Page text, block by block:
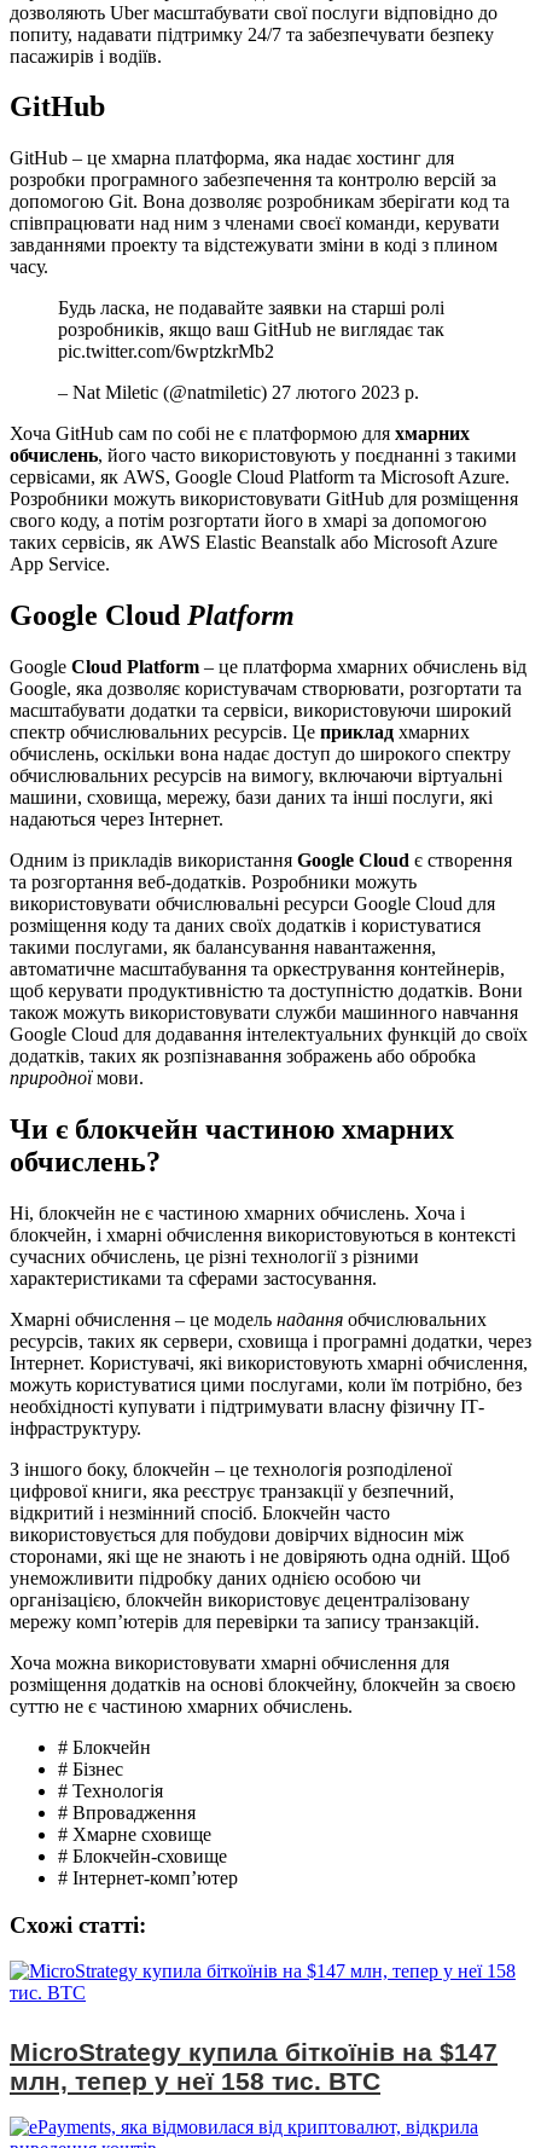
дозволяють Uber масштабувати свої послуги відповідно до
попиту, надавати підтримку 24/7 та забезпечувати безпеку
пасажирів і водіїв.
GitHub
GitHub – це хмарна платформа, яка надає хостинг для
розробки програмного забезпечення та контролю версій за
допомогою Git. Вона дозволяє розробникам зберігати код та
співпрацювати над ним з членами своєї команди, керувати
завданнями проекту та відстежувати зміни в коді з плином
часу.
Будь ласка, не подавайте заявки на старші ролі
розробників, якщо ваш GitHub не виглядає так
pic.twitter.com/6wptzkrMb2
– Nat Miletic (@natmiletic) 27 лютого 2023 р.
Хоча GitHub сам по собі не є платформою для хмарних
обчислень, його часто використовують у поєднанні з такими
сервісами, як AWS, Google Cloud Platform та Microsoft Azure.
Розробники можуть використовувати GitHub для розміщення
свого коду, а потім розгортати його в хмарі за допомогою
таких сервісів, як AWS Elastic Beanstalk або Microsoft Azure
App Service.
Google Cloud Platform
Google Cloud Platform – це платформа хмарних обчислень від
Google, яка дозволяє користувачам створювати, розгортати та
масштабувати додатки та сервіси, використовуючи широкий
спектр обчислювальних ресурсів. Це приклад хмарних
обчислень, оскільки вона надає доступ до широкого спектру
обчислювальних ресурсів на вимогу, включаючи віртуальні
машини, сховища, мережу, бази даних та інші послуги, які
надаються через Інтернет.
Одним із прикладів використання Google Cloud є створення
та розгортання веб-додатків. Розробники можуть
використовувати обчислювальні ресурси Google Cloud для
розміщення коду та даних своїх додатків і користуватися
такими послугами, як балансування навантаження,
автоматичне масштабування та оркестрування контейнерів,
щоб керувати продуктивністю та доступністю додатків. Вони
також можуть використовувати служби машинного навчання
Google Cloud для додавання інтелектуальних функцій до своїх
додатків, таких як розпізнавання зображень або обробка
природноїмови.
Чи є блокчейн частиною хмарних
обчислень?
Ні, блокчейн не є частиною хмарних обчислень. Хоча і
блокчейн, і хмарні обчислення використовуються в контексті
сучасних обчислень, це різні технології з різними
характеристиками та сферами застосування.
Хмарні обчислення – це модель надання обчислювальних
ресурсів, таких як сервери, сховища і програмні додатки, через
Інтернет. Користувачі, які використовують хмарні обчислення,
можуть користуватися цими послугами, коли їм потрібно, без
необхідності купувати і підтримувати власну фізичну ІТ-
інфраструктуру.
З іншого боку, блокчейн – це технологія розподіленої
цифрової книги, яка реєструє транзакції у безпечний,
відкритий і незмінний спосіб. Блокчейн часто
використовується для побудови довірчих відносин між
сторонами, які ще не знають і не довіряють одна одній. Щоб
унеможливити підробку даних однією особою чи
організацією, блокчейн використовує децентралізовану
мережу комп’ютерів для перевірки та запису транзакцій.
Хоча можна використовувати хмарні обчислення для
розміщення додатків на основі блокчейну, блокчейн за своєю
суттю не є частиною хмарних обчислень.
# Блокчейн
# Бізнес
# Технологія
# Впровадження
# Хмарне сховище
# Блокчейн-сховище
# Інтернет-комп’ютер
Схожі статтi:
MicroStrategy купила біткоїнів на $147
млн, тепер у неї 158 тис. BTC